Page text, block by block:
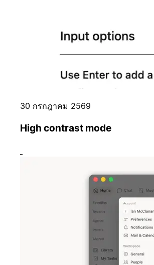
30 กรกฎาคม 2569
High contrast mode